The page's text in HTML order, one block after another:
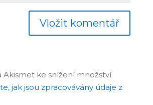
Akismet ke snížení množství
jak jsou zpracovávány údaje z